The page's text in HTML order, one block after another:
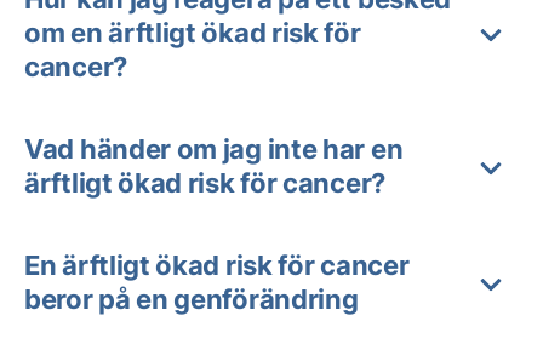
om en ärftligt ökad risk för
cancer?
Vad händer om jag inte har en
ärftligt ökad risk för cancer?
En ärftligt ökad risk för cancer
beror på en genförändring